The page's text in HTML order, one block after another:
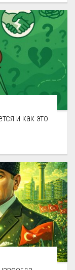
и как это